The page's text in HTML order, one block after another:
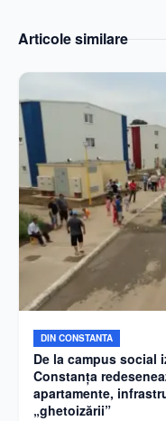
Articole similare
DIN CONSTANTA
De la campus social
Constanța
apartamente,
„ghetoizării”